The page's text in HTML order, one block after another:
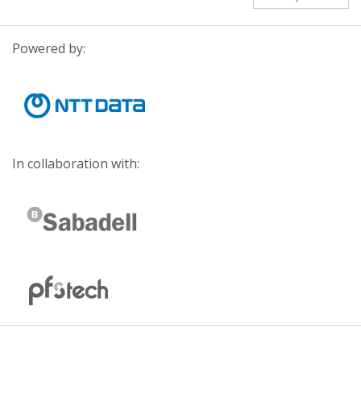
Powered by:
In collaboration with: